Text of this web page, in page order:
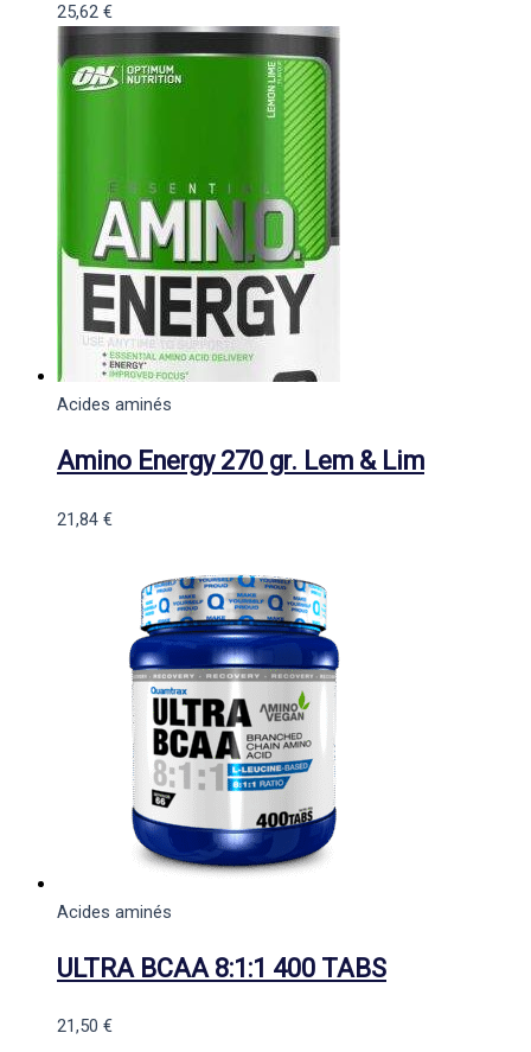
25,62 €
Acides aminés
Amino Energy 270 gr. Lem & Lim
21,84 €
Acides aminés
ULTRA BCAA 8:1:1 400 TABS
21,50 €